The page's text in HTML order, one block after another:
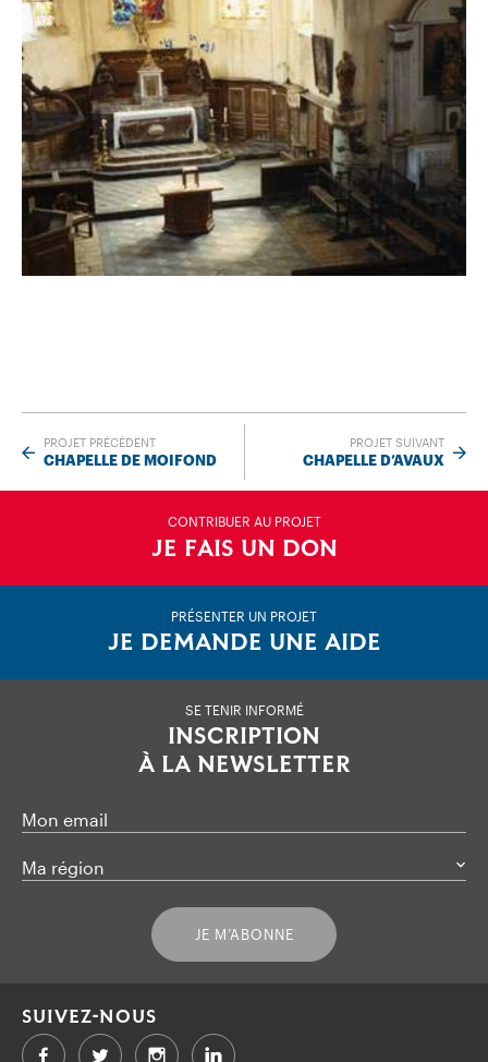
PROJET PRÉCÉDENT
CHAPELLE DE MOIFOND
PROJET SUIVANT
CHAPELLE D’AVAUX
CONTRIBUER AU PROJET
JE FAIS UN DON
PRÉSENTER UN PROJET
JE DEMANDE UNE AIDE
SE TENIR INFORMÉ
INSCRIPTION
À LA NEWSLETTER
Mon email
Ma région
JE M’ABONNE
SUIVEZ-NOUS
FacebookTwitter LinkedIn